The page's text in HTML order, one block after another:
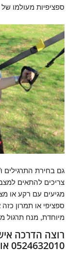
ספציפיות מעולמו
גם בחירת התרגילים
צריכים להתאים
מגיעים עם רקע או
ספציפי או תמרון
מיוחדת, מנח תרגול
רוצה הדרכה
0524632010 או לשלוח לי הודעה
נא לציין שם וטלפון